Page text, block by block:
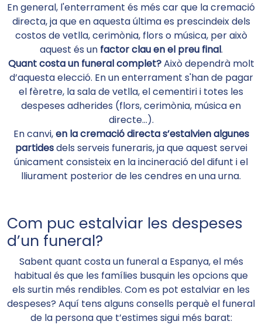
En general, l'enterrament és més car que la cremació
directa, ja que en aquesta última es prescindeix dels
costos de vetlla, cerimònia, flors o música, per això
aquest és un factor clau en el preu final.
Quant costa un funeral complet?Això dependrà molt
d’aquesta elecció. En un enterrament s'han de pagar
el fèretre, la sala de vetlla, el cementiri i totes les
despeses adherides (flors, cerimònia, música en
directe…).
En canvi,en la cremació directa s’estalvien algunes
partidesdels serveis funeraris, ja que aquest servei
únicament consisteix en la incineració del difunt i el
lliurament posterior de les cendres en una urna.
Com puc estalviar les despeses
d’un funeral?
Sabent quant costa un funeral a Espanya, el més
habitual és que les famílies busquin les opcions que
els surtin més rendibles. Com es pot estalviar en les
despeses? Aquí tens alguns consells perquè el funeral
de la persona que t’estimes sigui més barat: